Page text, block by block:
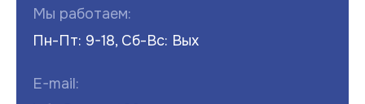
Мы работаем:
Пн-Пт: 9-18, Сб-Вс: Вых
E-mail: